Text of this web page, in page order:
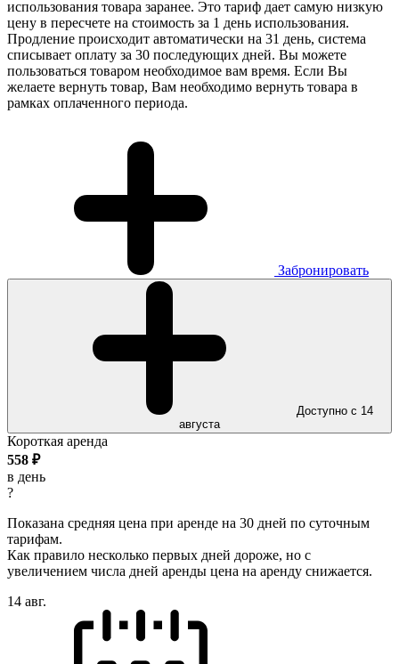
использования товара заранее. Это тариф дает самую низкую
цену в пересчете на стоимость за 1 день использования.
Продление происходит автоматически на 31 день, система
списывает оплату за 30 последующих дней. Вы можете
пользоваться товаром необходимое вам время. Если Вы
желаете вернуть товар, Вам необходимо вернуть товара в
рамках оплаченного периода.
Забронировать
Доступно с 14
августа
Короткая аренда
558 ₽
в день
?
Показана средняя цена при аренде на 30 дней по суточным
тарифам.
Как правило несколько первых дней дороже, но с
увеличением числа дней аренды цена на аренду снижается.
14 авг.